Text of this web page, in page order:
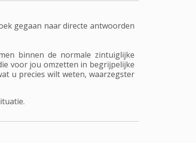
gegaan naar directe antwoorden
binnen de normale zintuiglijke
voor jou omzetten in begrijpelijke
u precies wilt weten, waarzegster